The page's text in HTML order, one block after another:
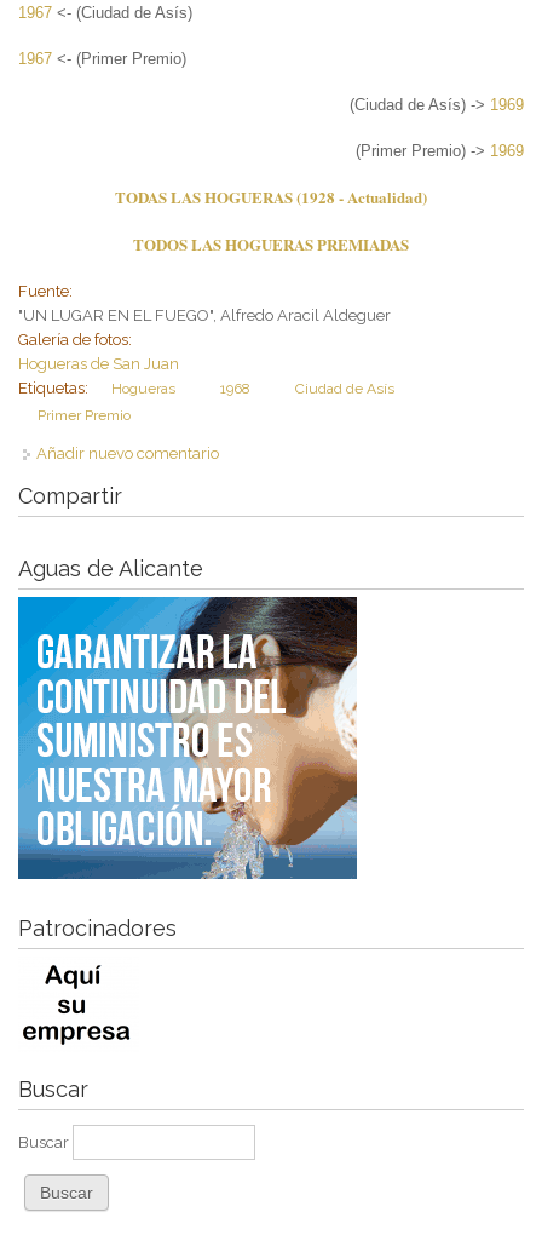
1967 <- (Ciudad de Asís)
1967 <- (Primer Premio)
(Ciudad de Asís) -> 1969
(Primer Premio) -> 1969
TODAS LAS HOGUERAS (1928 - Actualidad)
TODOS LAS HOGUERAS PREMIADAS
Fuente:
"UN LUGAR EN EL FUEGO", Alfredo Aracil Aldeguer
Galería de fotos:
Hogueras de San Juan
Etiquetas:
Hogueras 1968
Ciudad de Asís
Primer Premio
Añadir nuevo comentario
Compartir
Aguas de Alicante
Patrocinadores
Buscar
Buscar